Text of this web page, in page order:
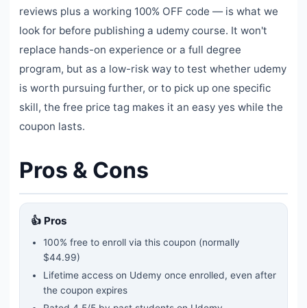
reviews plus a working 100% OFF code — is what we
look for before publishing a udemy course. It won't
replace hands-on experience or a full degree
program, but as a low-risk way to test whether udemy
is worth pursuing further, or to pick up one specific
skill, the free price tag makes it an easy yes while the
coupon lasts.
Pros & Cons
👍 Pros
100% free to enroll via this coupon (normally
$44.99)
Lifetime access on Udemy once enrolled, even after
the coupon expires